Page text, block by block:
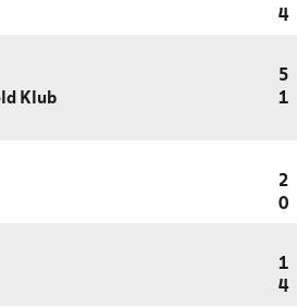
4
5
Klub
1
2
0
1
4